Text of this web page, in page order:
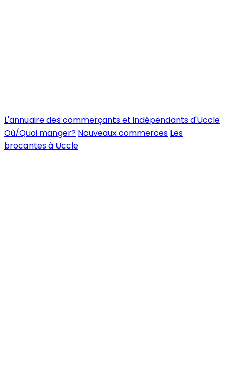
L'annuaire des commerçants et indépendants d'Uccle
Où/Quoi manger? Nouveaux commerces Les
brocantes à Uccle